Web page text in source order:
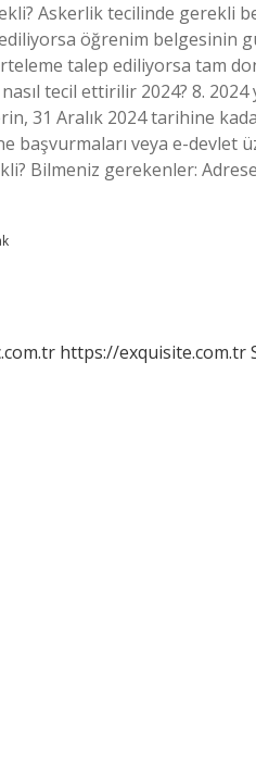
Askerlik tecilinde gerekli
öğrenim belgesinin
talep ediliyorsa tam
tecil ettirilir 2024? 8.
31 Aralık 2024 tarihine
başvurmaları veya e-devlet
Bilmeniz gerekenler:
https://exquisite.com.tr